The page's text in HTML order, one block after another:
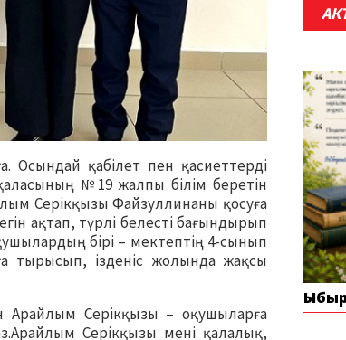
Осындай қабілет пен қасиеттерді
№19 жалпы білім беретін
Серікқызы Файзуллинаны қосуға
ақтап, түрлі белесті бағындырып
бірі – мектептің 4-сынып
тырысып, ізденіс жолында жақсы
Арайлым Серікқызы – оқушыларға
Серікқызы мені қалалық,